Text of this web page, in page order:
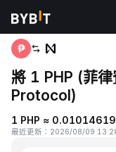
首頁 PHP to NEAR
將 1 PHP (菲
Protocol)
1 PHP ≈ 0.01014619
最近更新 ： 2026/08/09